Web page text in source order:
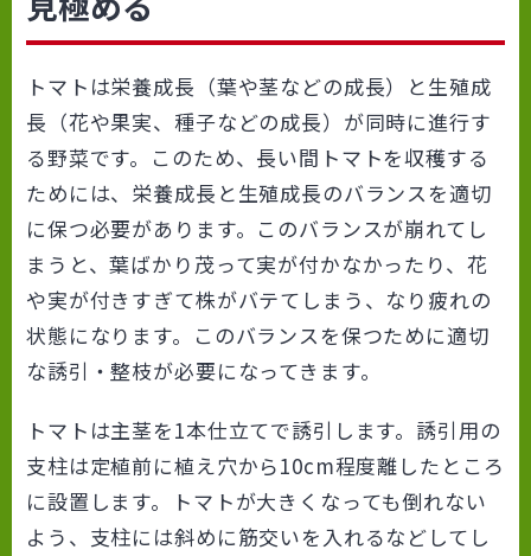
トマトは栄養成長（葉や茎などの成長）と生殖成
長（花や果実、種子などの成長）が同時に進行す
る野菜です。このため、長い間トマトを収穫する
ためには、栄養成長と生殖成長のバランスを適切
に保つ必要があります。このバランスが崩れてし
まうと、葉ばかり茂って実が付かなかったり、花
や実が付きすぎて株がバテてしまう、なり疲れの
状態になります。このバランスを保つために適切
な誘引・整枝が必要になってきます。
トマトは主茎を1本仕立てで誘引します。誘引用の
支柱は定植前に植え穴から10cm程度離したところ
に設置します。トマトが大きくなっても倒れない
よう、支柱には斜めに筋交いを入れるなどしてし